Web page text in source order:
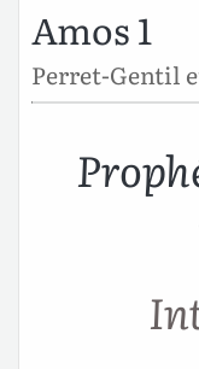
Amos 1
Perret-Gentil